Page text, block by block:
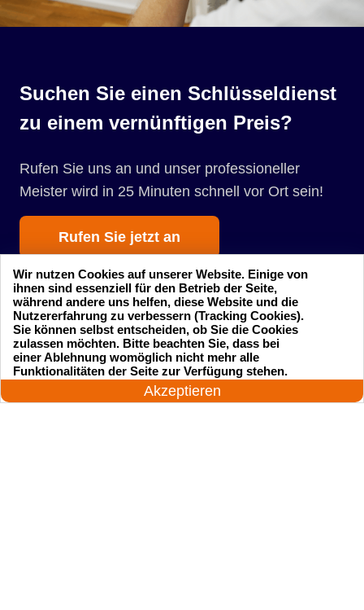
Suchen Sie einen Schlüsseldienst
zu einem vernünftigen Preis?
Rufen Sie uns an und unser professioneller
Meister wird in 25 Minuten schnell vor Ort sein!
Rufen Sie jetzt an
Startseite Einsatzgebiete
Preise
24 Stunden am Tag
Akzeptieren
Wir nutzen Cookies auf unserer Website. Einige von
ihnen sind essenziell für den Betrieb der Seite,
während andere uns helfen, diese Website und die
Nutzererfahrung zu verbessern (Tracking Cookies).
Sie können selbst entscheiden, ob Sie die Cookies
zulassen möchten. Bitte beachten Sie, dass bei
einer Ablehnung womöglich nicht mehr alle
Funktionalitäten der Seite zur Verfügung stehen.